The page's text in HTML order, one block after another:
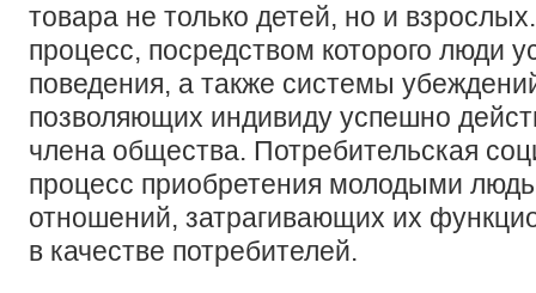
товара не только детей, но и
процесс, посредством которого люди
поведения, а также системы
позволяющих индивиду успешно
члена общества. Потребительская
процесс приобретения молодыми
отношений, затрагивающих их
в качестве потребителей.